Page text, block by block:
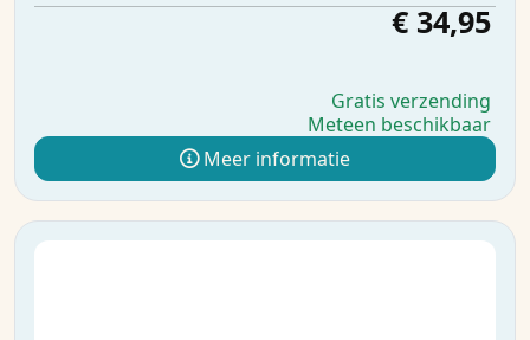
€ 34,95
Gratis verzending
Meteen beschikbaar
Meer informatie